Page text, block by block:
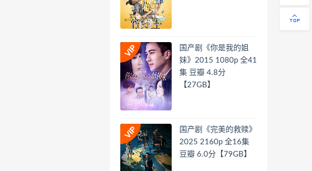
国产剧《你是我的姐
妹》2015 1080p 全41
集 豆瓣 4.8分
【27GB】
国产剧《完美的救赎》
2025 2160p 全16集
豆瓣 6.0分【79GB】